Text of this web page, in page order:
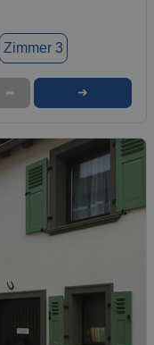
Zimmer 3
➦ ➜